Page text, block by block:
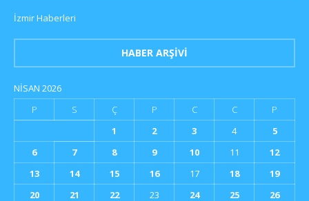
İzmir Haberleri
HABER ARŞIVI
NISAN 2026
P
S Ç P C C
P
1
2 3 4
5
6
7 8 9 10 11
12
13
14 15 16 17 18
19
20
21 22 23 24 25 26